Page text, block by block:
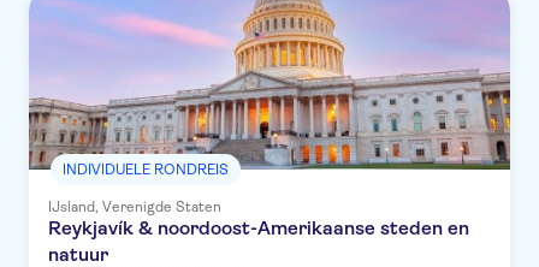
INDIVIDUELE RONDREIS
IJsland, Verenigde Staten
Reykjavík & noordoost-Amerikaanse steden en
natuur